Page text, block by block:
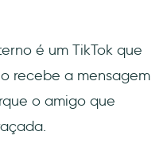
é um TikTok que
recebe a mensagem
o amigo que